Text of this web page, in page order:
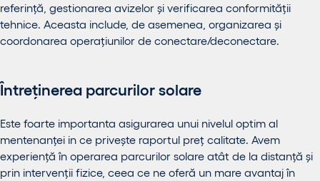
referință, gestionarea avizelor și verificarea conformității
tehnice. Aceasta include, de asemenea, organizarea și
coordonarea operațiunilor de conectare/deconectare.
Întreținerea parcurilor solare
Este foarte importanta asigurarea unui nivelul optim al
mentenanței in ce privește raportul preț calitate. Avem
experiență în operarea parcurilor solare atât de la distanță și
prin intervenții fizice, ceea ce ne oferă un mare avantaj în